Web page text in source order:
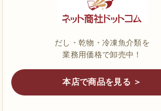
だし・乾物・冷凍魚介類を
業務用価格で卸売中！
本店で商品を見る ＞